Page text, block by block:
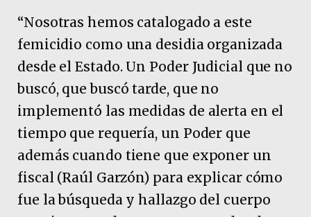
“Nosotras hemos catalogado a este
femicidio como una desidia organizada
desde el Estado. Un Poder Judicial que no
buscó, que buscó tarde, que no
implementó las medidas de alerta en el
tiempo que requería, un Poder que
además cuando tiene que exponer un
fiscal (Raúl Garzón) para explicar cómo
fue la búsqueda y hallazgo del cuerpo